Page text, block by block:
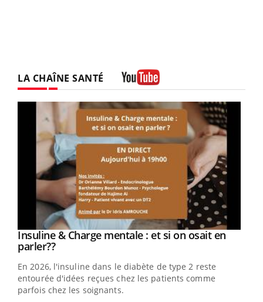
LA CHAÎNE SANTÉ
Youtube
Insuline & Charge mentale : et si on osait en
parler??Youtube
En 2026, l'insuline dans le diabète de type 2 reste
entourée d'idées reçues chez les patients comme
parfois chez les soignants.